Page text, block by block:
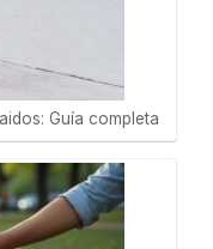
Guía completa